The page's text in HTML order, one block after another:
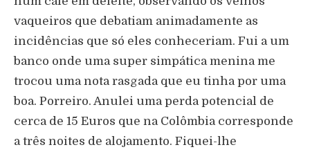
vaqueiros que debatiam animadamente as
incidências que só eles conheceriam. Fui a um
banco onde uma super simpática menina me
trocou uma nota rasgada que eu tinha por uma
boa. Porreiro. Anulei uma perda potencial de
cerca de 15 Euros que na Colômbia corresponde
a três noites de alojamento. Fiquei-lhe